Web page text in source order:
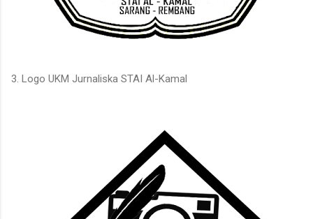
3. Logo UKM Jurnaliska STAI Al-Kamal